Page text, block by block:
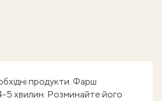
продукти. Фарш
5 хвилин. Розминайте його